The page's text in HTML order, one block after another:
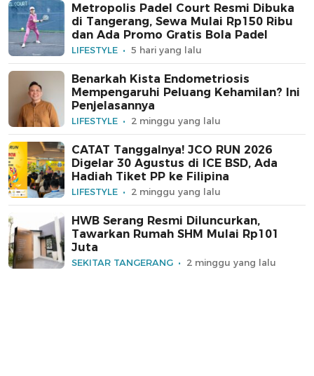
Metropolis Padel Court Resmi Dibuka
di Tangerang, Sewa Mulai Rp150 Ribu
dan Ada Promo Gratis Bola Padel
LIFESTYLE 5 hari yang lalu
Benarkah Kista Endometriosis
Mempengaruhi Peluang Kehamilan? Ini
Penjelasannya
LIFESTYLE 2 minggu yang lalu
CATAT Tanggalnya! JCO RUN 2026
Digelar 30 Agustus di ICE BSD, Ada
Hadiah Tiket PP ke Filipina
LIFESTYLE 2 minggu yang lalu
HWB Serang Resmi Diluncurkan,
Tawarkan Rumah SHM Mulai Rp101
Juta
SEKITAR TANGERANG 2 minggu yang lalu